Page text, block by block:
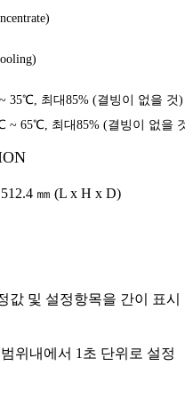
35℃, 최대85% (결빙이 없을 것)
~ 65℃, 최대85% (결빙이 없을
㎜ (L x H x D)
값 및 설정항목을 간이 표시
범위내에서 1초 단위로 설정